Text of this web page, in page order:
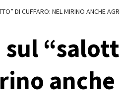
DI CUFFARO: NEL MIRINO ANCHE
anche